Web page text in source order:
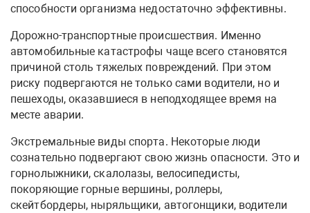
способности организма недостаточно эффективны.
Дорожно-транспортные происшествия. Именно
автомобильные катастрофы чаще всего становятся
причиной столь тяжелых повреждений. При этом
риску подвергаются не только сами водители, но и
пешеходы, оказавшиеся в неподходящее время на
месте аварии.
Экстремальные виды спорта. Некоторые люди
сознательно подвергают свою жизнь опасности. Это и
горнолыжники, скалолазы, велосипедисты,
покоряющие горные вершины, роллеры,
скейтбордеры, ныряльщики, автогонщики, водители